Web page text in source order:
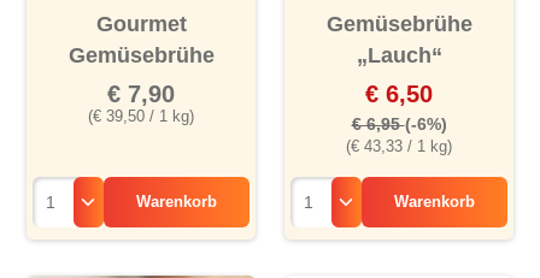
Gourmet
Gemüsebrühe
(€ 39,50 / 1 kg)
€ 7,90
Warenkorb
Gemüsebrühe
„Lauch“
(€ 43,33 / 1 kg)
€ 6,50
€ 6,95(-6%)
Warenkorb